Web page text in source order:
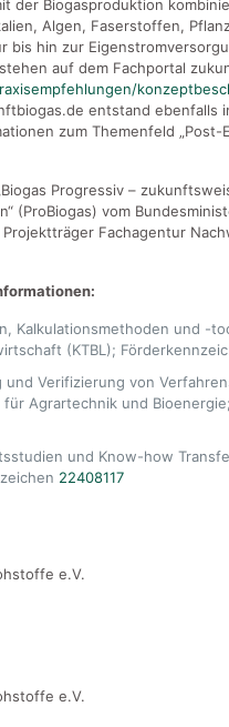
der Biogasproduktion
Algen, Faserstoffen,
bis hin zur
auf dem Fachportal
entstand ebenfalls
zum Themenfeld „Post-
Progressiv –
(ProBiogas) vom
Fachagentur
Kalkulationsmethoden und -
(KTBL);
und Verifizierung von
Agrartechnik und
und Know-how
22408117
e.V.
e.V.